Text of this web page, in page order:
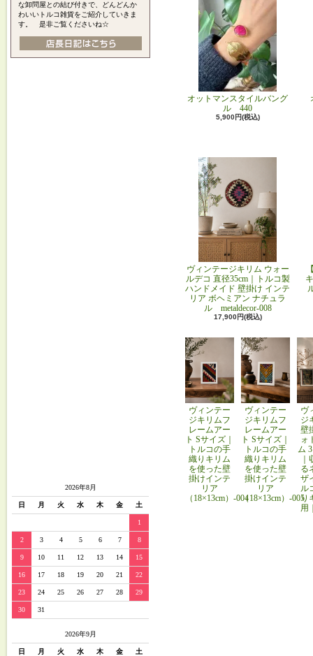
な卸問屋との結び付きで、どんどんか
わいいトルコ雑貨をご紹介していきま
す。 是非ご覧くださいね☆
2026年8月
日 月 火 水 木 金 土
1
2 3 4 5 6 7 8
9 10 11 12 13 14 15
16 17 18 19 20 21 22
23 24 25 26 27 28 29
30 31
2026年9月
日 月 火 水 木 金 土
オットマンスタイルバング
ル 440
5,900円(税込)
ヴィンテージキリム ウォー
ルデコ 直径35cm｜トルコ製
ハンドメイド 壁掛け インテ
リア ボヘミアン ナチュラ
ル metaldecor-008
17,900円(税込)
ヴィンテー
ジキリムフ
レームアー
ト Sサイズ｜
トルコの手
織りキリム
を使った壁
掛けインテ
リア
（18×13cm）-004
ヴィンテー
ジキリムフ
レームアー
ト Sサイズ｜
トルコの手
織りキリム
を使った壁
掛けインテ
リア
（18×13cm）-005
ヴ
ジ
壁
ォ
ム
る
ザ
ル
り
用